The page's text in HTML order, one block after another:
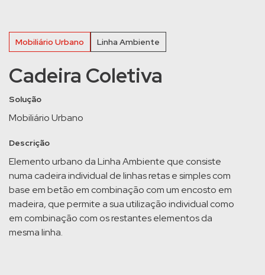
Mobiliário Urbano Linha Ambiente
Cadeira Coletiva
Solução
Mobiliário Urbano
Descrição
Elemento urbano da Linha Ambiente que consiste
numa cadeira individual de linhas retas e simples com
base em betão em combinação com um encosto em
madeira, que permite a sua utilização individual como
em combinação com os restantes elementos da
mesma linha.